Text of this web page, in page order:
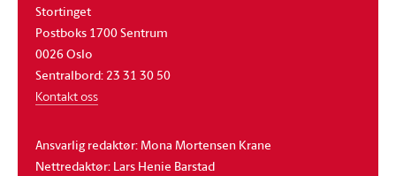
Stortinget
Postboks 1700 Sentrum
0026 Oslo
Sentralbord: 23 31 30 50
Kontakt oss
Ansvarlig redaktør: Mona Mortensen Krane
Nettredaktør: Lars Henie Barstad